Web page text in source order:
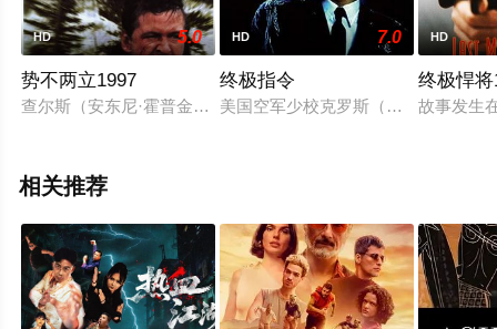
HD 5.0
势不两立1997
查尔斯（安东尼·霍普金斯 Anthony Hopkins 饰）是一个腰缠万
HD 7.0
终极指令
美国空军少校克罗斯（杜夫朗格饰）
HD
终极悍将
故事发生
相关推荐